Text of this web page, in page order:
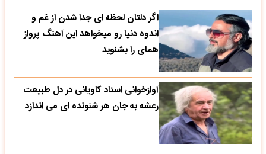
اگر دلتان لحظه ای جدا شدن از غم و
اندوه دنیا رو میخواهد این آهنگ پرواز
همای را بشنوید
آوازخوانی استاد کاویانی در دل طبیعت
رعشه به جان هر شنونده ای می اندازد